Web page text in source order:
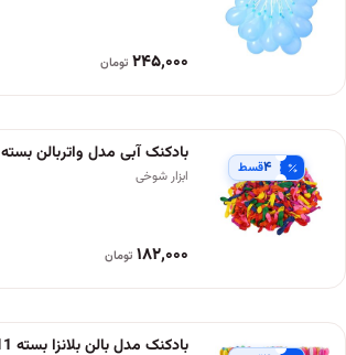
۲۴۵٬۰۰۰ تومان
۴قسط
بادکنک آبی مدل واتربالن بسته ۵۰۰ عددی
ابزار شوخی
۱۸۲٬۰۰۰ تومان
بادکنک مدل بالن بلانزا بسته 111 عددی